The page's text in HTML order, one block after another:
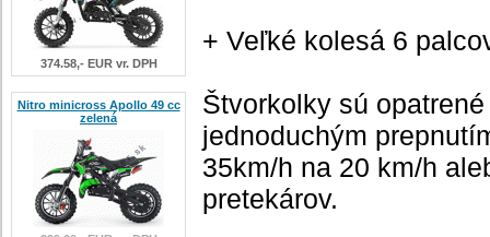
374.58,- EUR vr. DPH
Nitro minicross Apollo 49 cc
zelená
+ Veľké kolesá 6
Štvorkolky sú
jednoduchým
35km/h na 20 km/h
pretekárov.